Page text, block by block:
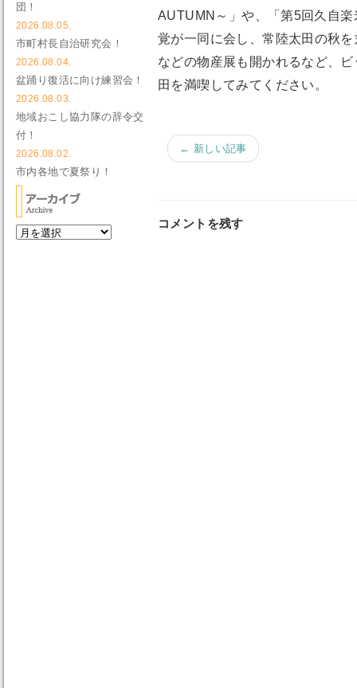
AUTUMN～」や、「第5回久自
覚が一同に会し、常陸太田の秋
などの物産展も開かれるなど、
田を満喫してみてください。
← 新しい記事
コメントを残す
団！
2026.08.05.
市町村長自治研究会！
2026.08.04.
盆踊り復活に向け練習会！
2026.08.03.
地域おこし協力隊の辞令交
付！
2026.08.02.
市内各地で夏祭り！